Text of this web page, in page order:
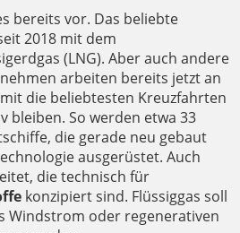
bereits vor. Das beliebte
2018 mit dem
(LNG). Aber auch andere
arbeiten bereits jetzt an
die beliebtesten Kreuzfahrten
bleiben. So werden etwa 33
die gerade neu gebaut
ausgerüstet. Auch
die technisch für
konzipiert sind. Flüssiggas soll
Windstrom oder regenerativen